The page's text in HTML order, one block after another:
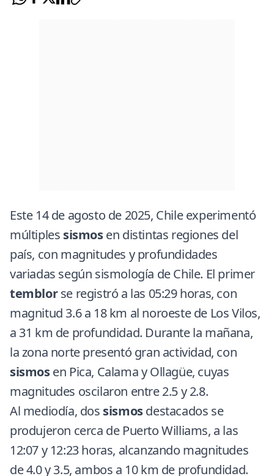
Este 14 de agosto de 2025, Chile experimentó
múltiples sismosen distintas regiones del
país, con magnitudes y profundidades
variadas según sismología de Chile. El primer
temblorse registró a las 05:29 horas, con
magnitud 3.6 a 18 km al noroeste de Los Vilos,
a 31 km de profundidad. Durante la mañana,
la zona norte presentó gran actividad, con
sismosen Pica, Calama y Ollagüe, cuyas
magnitudes oscilaron entre 2.5 y 2.8.
Al mediodía, dos sismosdestacados se
produjeron cerca de Puerto Williams, a las
12:07 y 12:23 horas, alcanzando magnitudes
de 4.0 y 3.5, ambos a 10 km de profundidad.